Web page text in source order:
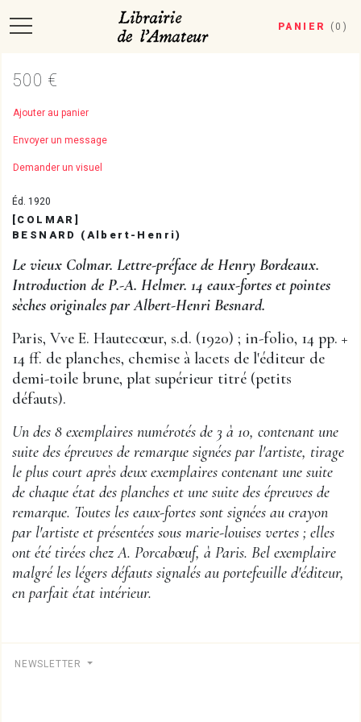
PANIER ( 0 )
500 €
Ajouter au panier
Envoyer un message
Demander un visuel
Éd. 1920
[COLMAR]
BESNARD (Albert-Henri)
Le vieux Colmar. Lettre-préface de Henry Bordeaux.
Introduction de P.-A. Helmer. 14 eaux-fortes et pointes
sèches originales par Albert-Henri Besnard.
Paris, Vve E. Hautecœur, s.d. (1920) ; in-folio, 14 pp. +
14 ff. de planches, chemise à lacets de l'éditeur de
demi-toile brune, plat supérieur titré (petits
défauts).
Un des 8 exemplaires numérotés de 3 à 10, contenant une
suite des épreuves de remarque signées par l'artiste, tirage
le plus court après deux exemplaires contenant une suite
de chaque état des planches et une suite des épreuves de
remarque. Toutes les eaux-fortes sont signées au crayon
par l'artiste et présentées sous marie-louises vertes ; elles
ont été tirées chez A. Porcabœuf, à Paris. Bel exemplaire
malgré les légers défauts signalés au portefeuille d'éditeur,
en parfait état intérieur.
NEWSLETTER